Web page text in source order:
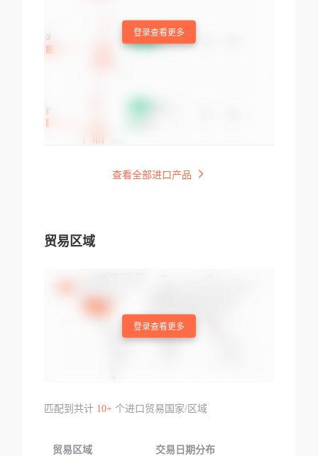
登录查看更多
查看全部进口产品
贸易区域
登录查看更多
匹配到共计 10+个进口贸易国家/区域
贸易区域 交易日期分布